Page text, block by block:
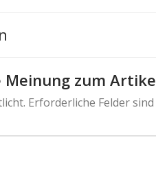
zum
Erforderliche Felder